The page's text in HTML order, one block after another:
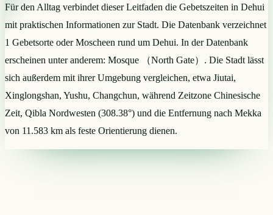
Für den Alltag verbindet dieser Leitfaden die Gebetszeiten in Dehui
mit praktischen Informationen zur Stadt. Die Datenbank verzeichnet
1 Gebetsorte oder Moscheen rund um Dehui. In der Datenbank
erscheinen unter anderem: Mosque （North Gate）. Die Stadt lässt
sich außerdem mit ihrer Umgebung vergleichen, etwa Jiutai,
Xinglongshan, Yushu, Changchun, während Zeitzone Chinesische
Zeit, Qibla Nordwesten (308.38°) und die Entfernung nach Mekka
von 11.583 km als feste Orientierung dienen.